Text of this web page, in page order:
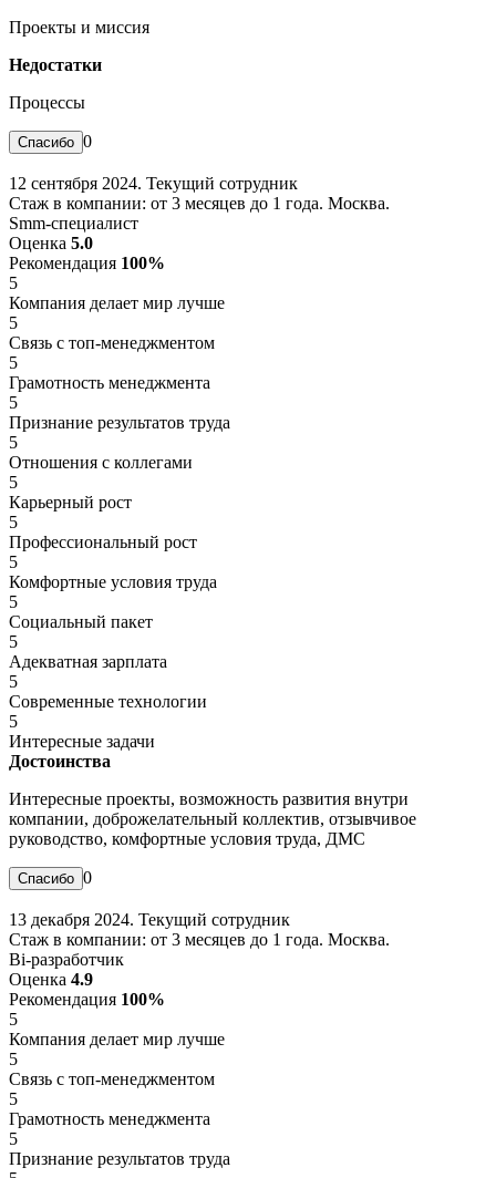
Проекты и миссия
Недостатки
Процессы
0
12 сентября 2024. Текущий сотрудник
Стаж в компании: от 3 месяцев до 1 года. Москва.
Smm-специалист
Оценка 5.0
Рекомендация 100%
5
Компания делает мир лучше
5
Связь с топ-менеджментом
5
Грамотность менеджмента
5
Признание результатов труда
5
Отношения с коллегами
5
Карьерный рост
5
Профессиональный рост
5
Комфортные условия труда
5
Социальный пакет
5
Адекватная зарплата
5
Современные технологии
5
Интересные задачи
Достоинства
Интересные проекты, возможность развития внутри
компании, доброжелательный коллектив, отзывчивое
руководство, комфортные условия труда, ДМС
0
13 декабря 2024. Текущий сотрудник
Стаж в компании: от 3 месяцев до 1 года. Москва.
Bi-разработчик
Оценка 4.9
Рекомендация 100%
5
Компания делает мир лучше
5
Связь с топ-менеджментом
5
Грамотность менеджмента
5
Признание результатов труда